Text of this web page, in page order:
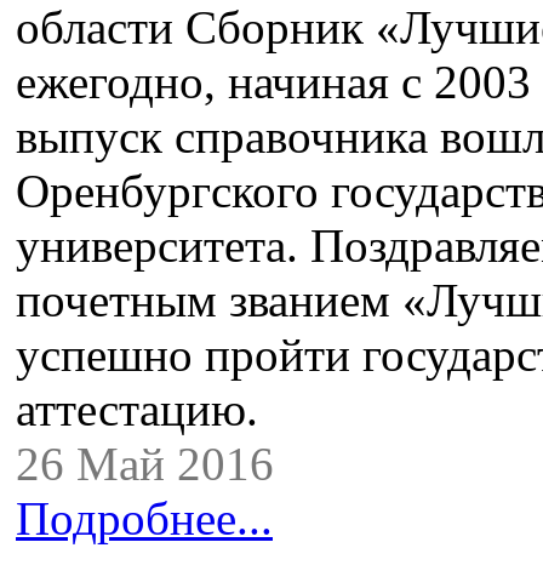
области Сборник
ежегодно, начиная с
выпуск справочника
Оренбургского
университета.
почетным званием
успешно пройти
аттестацию.
26 Май 2016
Подробнее...